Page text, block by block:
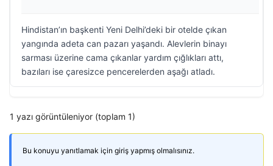
Hindistan’ın başkenti Yeni Delhi’deki bir otelde çıkan
yangında adeta can pazarı yaşandı. Alevlerin binayı
sarması üzerine cama çıkanlar yardım çığlıkları attı,
bazıları ise çaresizce pencerelerden aşağı atladı.
1 yazı görüntüleniyor (toplam 1)
Bu konuyu yanıtlamak için giriş yapmış olmalısınız.